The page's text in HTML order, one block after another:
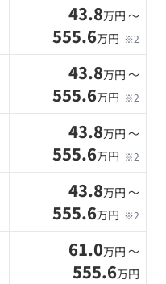
43.8万円 〜
555.6万円 ※2
43.8万円 〜
555.6万円 ※2
43.8万円 〜
555.6万円 ※2
43.8万円 〜
555.6万円 ※2
61.0万円 〜
555.6万円